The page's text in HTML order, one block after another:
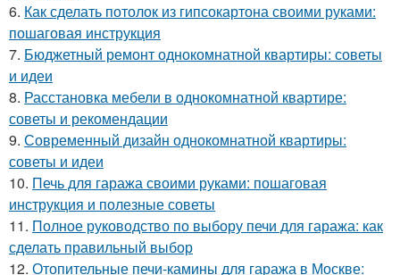
6. Как сделать потолок из гипсокартона своими руками:
пошаговая инструкция
7. Бюджетный ремонт однокомнатной квартиры: советы
и идеи
8. Расстановка мебели в однокомнатной квартире:
советы и рекомендации
9. Современный дизайн однокомнатной квартиры:
советы и идеи
10. Печь для гаража своими руками: пошаговая
инструкция и полезные советы
11. Полное руководство по выбору печи для гаража: как
сделать правильный выбор
12. Отопительные печи-камины для гаража в Москве: